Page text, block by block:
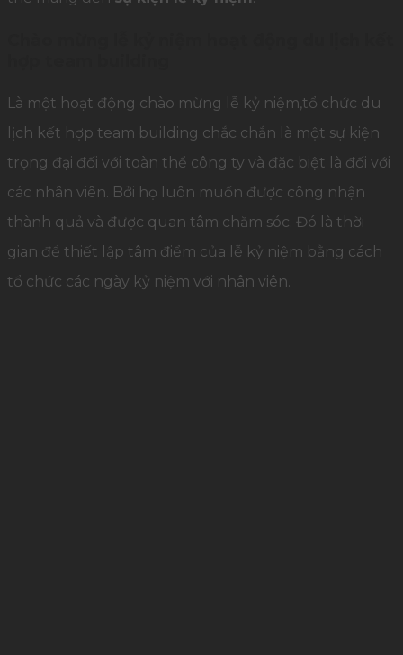
Là một hoạt động chào mừng lễ kỷ niệm,tổ chức du
lịch kết hợp team building chắc chắn là một sự kiện
trọng đại đối với toàn thể công ty và đặc biệt là đối với
các nhân viên. Bởi họ luôn muốn được công nhận
thành quả và được quan tâm chăm sóc. Đó là thời
gian để thiết lập tâm điểm của lễ kỷ niệm bằng cách
tổ chức các ngày kỷ niệm với nhân viên.